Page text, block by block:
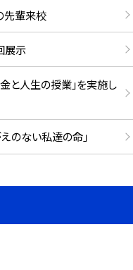
先輩来校
展示
と人生の授業」を実施し
のない私達の命」